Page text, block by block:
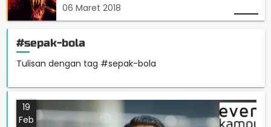
06 Maret 2018
#sepak-bola
Tulisan dengan tag #sepak-bola
19
Feb